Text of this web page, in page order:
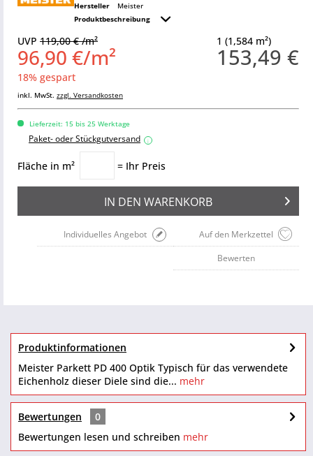
Hersteller
Meister
Produktbeschreibung
1 (1,584 m²)
153,49 €
UVP 119,00 € /m²
96,90 €/m²
18% gespart
inkl. MwSt. zzgl. Versandkosten
Lieferzeit: 15 bis 25 Werktage
Paket- oder Stückgutversand i
Fläche in m² = Ihr Preis
IN DEN WARENKORB
Auf den Merkzettel
Individuelles Angebot
Bewerten
Produktinformationen
Meister Parkett PD 400 Optik Typisch für das verwendete
Eichenholz dieser Diele sind die... mehr
Bewertungen
0
Bewertungen lesen und schreiben mehr